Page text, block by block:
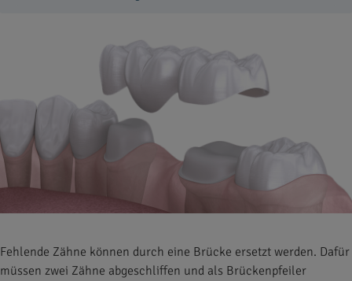
Fehlende Zähne können durch eine Brücke ersetzt werden. Dafür
müssen zwei Zähne abgeschliffen und als Brückenpfeiler